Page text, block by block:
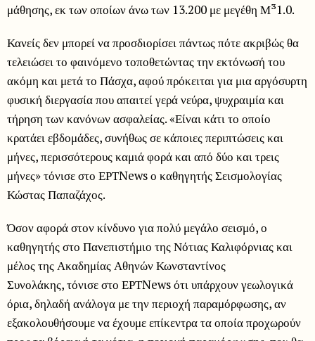
μάθησης, εκ των οποίων άνω των 13.200 με μεγέθη Μ³1.0.
Κανείς δεν μπορεί να προσδιορίσει πάντως πότε ακριβώς θα
τελειώσει το φαινόμενο τοποθετώντας την εκτόνωσή του
ακόμη και μετά το Πάσχα, αφού πρόκειται για μια αργόσυρτη
φυσική διεργασία που απαιτεί γερά νεύρα, ψυχραιμία και
τήρηση των κανόνων ασφαλείας. «Είναι κάτι το οποίο
κρατάει εβδομάδες, συνήθως σε κάποιες περιπτώσεις και
μήνες, περισσότερους καμιά φορά και από δύο και τρεις
μήνες» τόνισε στο ΕΡΤNews ο καθηγητής Σεισμολογίας
Κώστας Παπαζάχος.
Όσον αφορά στον κίνδυνο για πολύ μεγάλο σεισμό, ο
καθηγητής στο Πανεπιστήμιο της Νότιας Καλιφόρνιας και
μέλος της Ακαδημίας Αθηνών Κωνσταντίνος
Συνολάκης, τόνισε στο ΕΡΤNews ότι υπάρχουν γεωλογικά
όρια, δηλαδή ανάλογα με την περιοχή παραμόρφωσης, αν
εξακολουθήσουμε να έχουμε επίκεντρα τα οποία προχωρούν